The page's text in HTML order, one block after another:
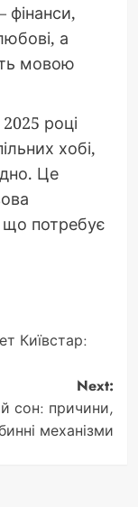
фінанси,
а
мовою
році
хобі,
Це
що потребує
Київстар:
Next:
сон: причини,
механізми